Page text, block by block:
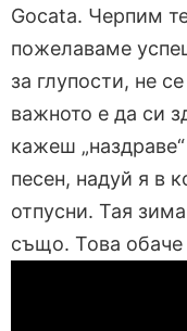
Gocata. Черпим
пожелаваме
за глупости, не
важното е да си
кажеш
песен, надуй я в
отпусни. Тая
също. Това обаче